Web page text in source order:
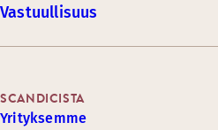
Vastuullisuus
SCANDICISTA
Yrityksemme